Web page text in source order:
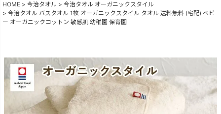
HOME 今治タオル
今治タオル オーガニックスタイル
今治タオル バスタオル 1枚 オーガニックスタイル タオル 送料無料 (宅配) ベビ
ー オーガニックコットン 敏感肌 幼稚園 保育園